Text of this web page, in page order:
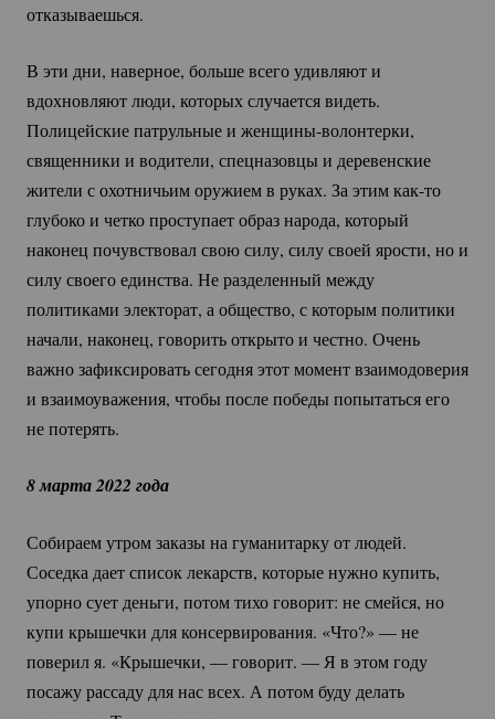
отказываешься.
В эти дни, наверное, больше всего удивляют и
вдохновляют люди, которых случается видеть.
Полицейские патрульные и женщины-волонтерки,
священники и водители, спецназовцы и деревенские
жители с охотничьим оружием в руках. За этимкак-то
глубоко и четко проступает образ народа, который
наконец почувствовал свою силу, силу своей ярости, но и
силу своего единства. Не разделенный между
политиками электорат, а общество, с которым политики
начали, наконец, говорить открыто и честно. Очень
важно зафиксировать сегодня этот момент взаимодоверия
и взаимоуважения, чтобы после победы попытаться его
не потерять.
8 марта 2022 года
Собираем утром заказы на гуманитарку от людей.
Соседка дает список лекарств, которые нужно купить,
упорно сует деньги, потом тихо говорит: не смейся, но
купи крышечки для консервирования. «Что?» — не
поверил я. «Крышечки, — говорит. — Я в этом году
посажу рассаду для нас всех. А потом буду делать